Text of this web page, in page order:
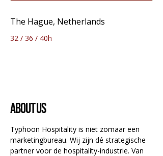
The Hague, Netherlands
32 / 36 / 40h
About us
Typhoon Hospitality is niet zomaar een
marketingbureau. Wij zijn dé strategische
partner voor de hospitality-industrie. Van